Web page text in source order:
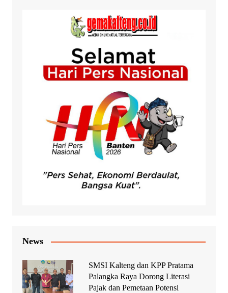
News
SMSI Kalteng dan KPP Pratama
Palangka Raya Dorong Literasi
Pajak dan Pemetaan Potensi